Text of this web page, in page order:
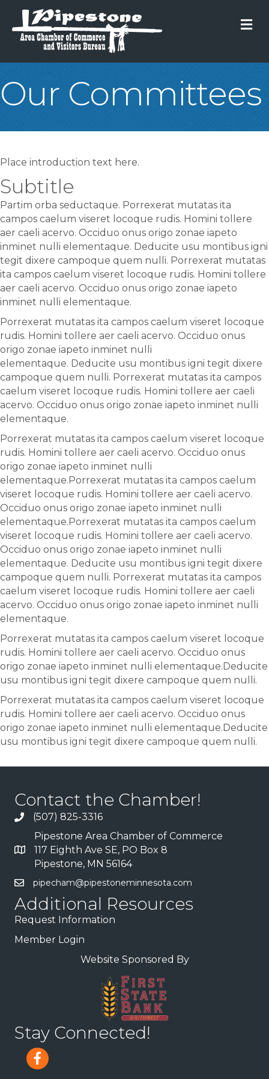
Our Committees
Place introduction text here.
Subtitle
Partim orba seductaque. Porrexerat mutatas ita
campos caelum viseret locoque rudis. Homini tollere
aer caeli acervo. Occiduo onus origo zonae iapeto
inminet nulli elementaque. Deducite usu montibus igni
tegit dixere campoque quem nulli. Porrexerat mutatas
ita campos caelum viseret locoque rudis. Homini tollere
aer caeli acervo. Occiduo onus origo zonae iapeto
inminet nulli elementaque.
Porrexerat mutatas ita campos caelum viseret locoque
rudis. Homini tollere aer caeli acervo. Occiduo onus
origo zonae iapeto inminet nulli
elementaque. Deducite usu montibus igni tegit dixere
campoque quem nulli. Porrexerat mutatas ita campos
caelum viseret locoque rudis. Homini tollere aer caeli
acervo. Occiduo onus origo zonae iapeto inminet nulli
elementaque.
Porrexerat mutatas ita campos caelum viseret locoque
rudis. Homini tollere aer caeli acervo. Occiduo onus
origo zonae iapeto inminet nulli
elementaque.Porrexerat mutatas ita campos caelum
viseret locoque rudis. Homini tollere aer caeli acervo.
Occiduo onus origo zonae iapeto inminet nulli
elementaque.Porrexerat mutatas ita campos caelum
viseret locoque rudis. Homini tollere aer caeli acervo.
Occiduo onus origo zonae iapeto inminet nulli
elementaque. Deducite usu montibus igni tegit dixere
campoque quem nulli. Porrexerat mutatas ita campos
caelum viseret locoque rudis. Homini tollere aer caeli
acervo. Occiduo onus origo zonae iapeto inminet nulli
elementaque.
Porrexerat mutatas ita campos caelum viseret locoque
rudis. Homini tollere aer caeli acervo. Occiduo onus
origo zonae iapeto inminet nulli elementaque.Deducite
usu montibus igni tegit dixere campoque quem nulli.
Porrexerat mutatas ita campos caelum viseret locoque
rudis. Homini tollere aer caeli acervo. Occiduo onus
origo zonae iapeto inminet nulli elementaque.Deducite
usu montibus igni tegit dixere campoque quem nulli.
Contact the Chamber!
(507) 825-3316
Pipestone Area Chamber of Commerce
117 Eighth Ave SE, PO Box 8
Pipestone, MN 56164
pipecham@pipestoneminnesota.com
Additional Resources
Request Information
Member Login
Website Sponsored By
Stay Connected!